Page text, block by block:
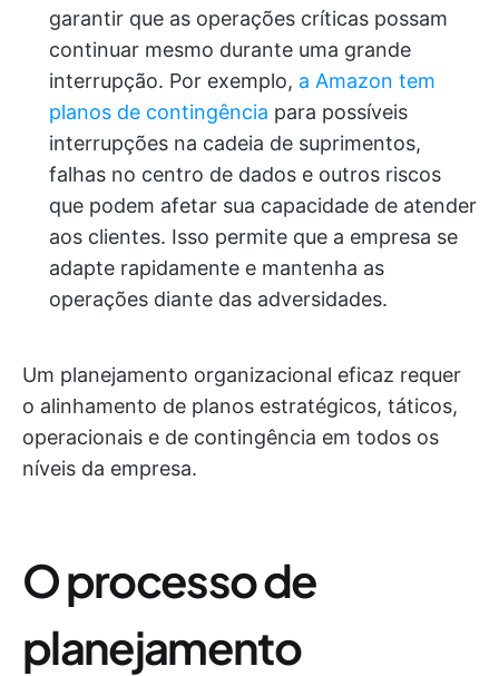
garantir que as operações críticas possam
continuar mesmo durante uma grande
interrupção. Por exemplo, a Amazon tem
planos de contingência para possíveis
interrupções na cadeia de suprimentos,
falhas no centro de dados e outros riscos
que podem afetar sua capacidade de atender
aos clientes. Isso permite que a empresa se
adapte rapidamente e mantenha as
operações diante das adversidades.
Um planejamento organizacional eficaz requer
o alinhamento de planos estratégicos, táticos,
operacionais e de contingência em todos os
níveis da empresa.
O processo de
planejamento